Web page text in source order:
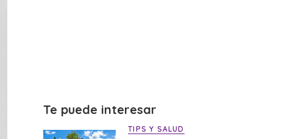
Te puede interesar
TIPS Y SALUD